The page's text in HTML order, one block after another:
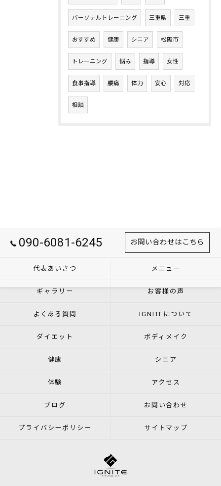
パーソナルトレーニング 三重県 三重
おすすめ 健康 シニア 松阪市
トレーニング 悩み 指導 女性
食事指導 腰痛 体力 安心 対応
相談
090-6081-6245 お問い合わせはこちら
代表あいさつ メニュー
ギャラリー お客様の声
よくある質問 IGNITEについて
ダイエット ボディメイク
健康 シニア
体験 アクセス
ブログ お問い合わせ
プライバシーポリシー サイトマップ